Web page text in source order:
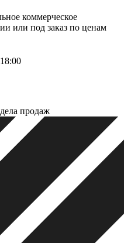
коммерческое
или под заказ по ценам
продаж